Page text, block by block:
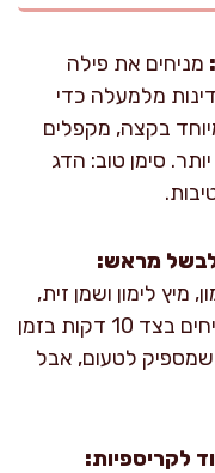
מניחים את פילה
מלמעלה כדי
בקצה, מקפלים
סימן טוב: הדג
לבשל מראש:
מיץ לימון ושמן זית,
ומורחים על כל צדדי הסלמון. מניחים בצד 10 דקות בזמן
שמספיק לטעום, אבל
לקריספיות: